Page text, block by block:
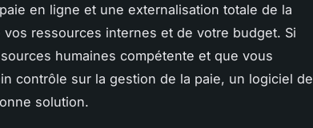
en ligne et une externalisation totale de la
ressources internes et de votre budget. Si
humaines compétente et que vous
contrôle sur la gestion de la paie, un logiciel de
solution.